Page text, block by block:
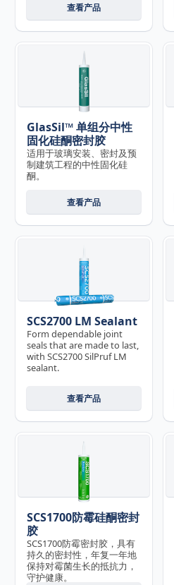
查看产品
GlasSil™ 单组分中性
固化硅酮密封胶
适用于玻璃安装、密封及预
制建筑工程的中性固化硅
酮。
查看产品
SCS2700 LM Sealant
Form dependable joint
seals that are made to last,
with SCS2700 SilPruf LM
sealant.
查看产品
SCS1700防霉硅酮密封
胶
SCS1700防霉密封胶，具有
持久的密封性，年复一年地
保持对霉菌生长的抵抗力，
守护健康。